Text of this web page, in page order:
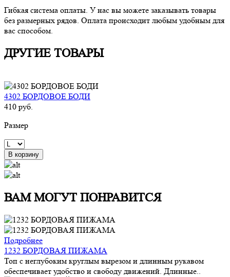
Гибкая система оплаты. У нас вы можете заказывать товары
без размерных рядов. Оплата происходит любым удобным для
вас способом.
ДРУГИЕ ТОВАРЫ
4302 БОРДОВОЕ БОДИ
410 руб.
Размер
В корзину
ВАМ МОГУТ ПОНРАВИТСЯ
Подробнее
1232 БОРДОВАЯ ПИЖАМА
Топ с неглубоким круглым вырезом и длинным рукавом
обеспечивает удобство и свободу движений. Длинные..